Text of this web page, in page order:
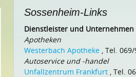
Sossenheim-Links
Dienstleister und Unternehmen
Apotheken
Westerbach Apotheke , Tel.
Autoservice und -handel
Unfallzentrum Frankfurt , Tel.